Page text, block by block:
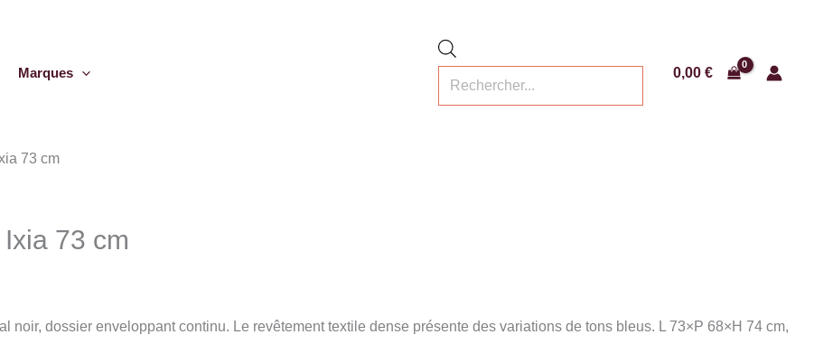
Marques
produits
0,00 €
73 cm
73 cm
noir, dossier enveloppant continu. Le revêtement textile dense présente des variations de tons bleus. L 73×P 68×H 74 cm,